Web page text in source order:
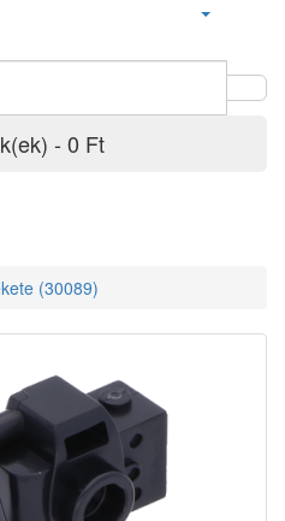
- 0 Ft
(30089)